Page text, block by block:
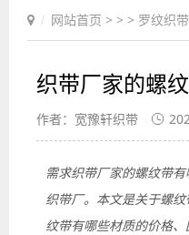
网站首页 > > > 罗纹织带
织带厂家的螺
作者：宽豫轩织带
需求织带厂家的螺纹带
织带厂。本文是关于螺
纹带有哪些材质的价格